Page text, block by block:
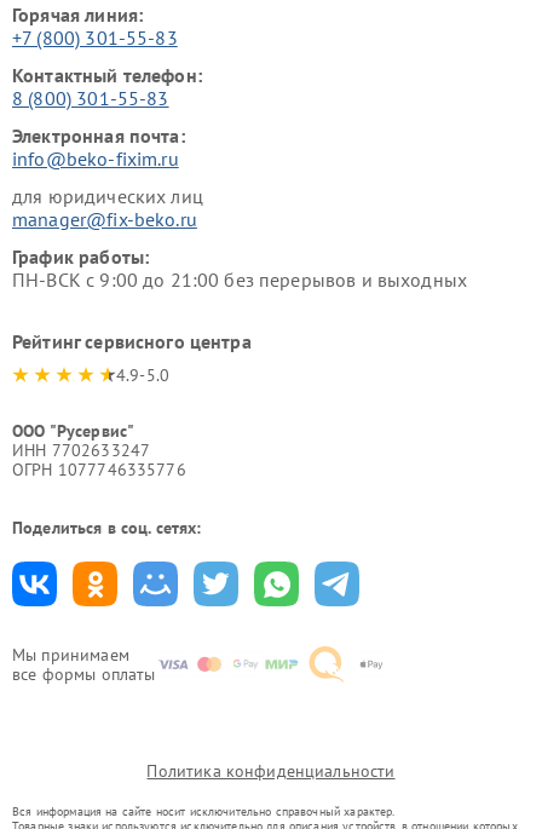
Мы принимаем
все формы оплаты
Горячая линия:
+7 (800) 301-55-83
Контактный телефон:
8 (800) 301-55-83
Электронная почта:
info@beko-fixim.ru
для юридических лиц
manager@fix-beko.ru
График работы:
ПН-ВСК с 9:00 до 21:00 без перерывов и выходных
Рейтинг сервисного центра
4.9-5.0
ООО "Русервис"
ИНН 7702633247
ОГРН 1077746335776
Поделиться в соц. сетях:
Политика конфиденциальности
Вся информация на сайте носит исключительно справочный характер.
Товарные знаки используются исключительно для описания устройств, в отношении которых